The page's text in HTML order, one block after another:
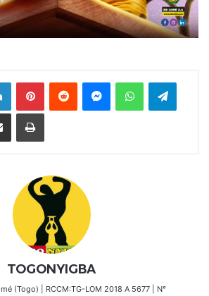
Linkedin PinterestReddit MessengerWhatsAppTelegram
Partager par email Imprimer
TOGONYIGBA
(Togo) | RCCM:TG-LOM 2018 A 5677 | N°